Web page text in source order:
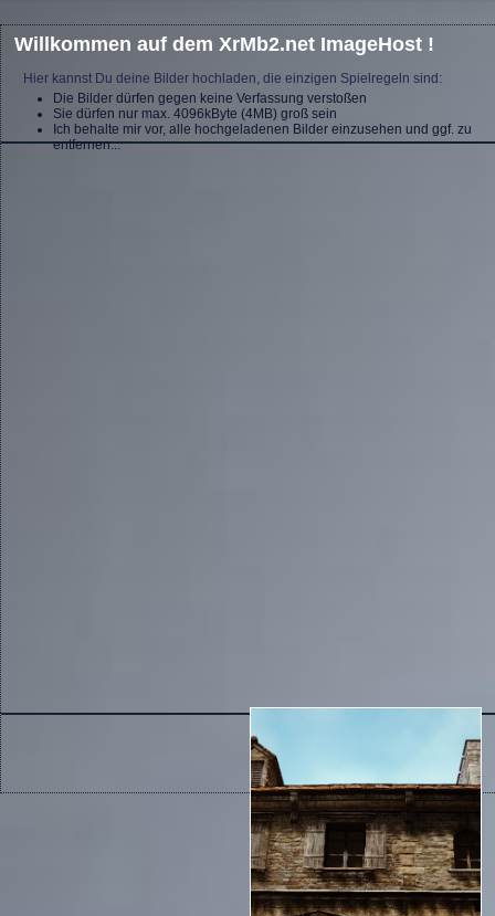
Willkommen auf dem XrMb2.net ImageHost !
Hier kannst Du deine Bilder hochladen, die einzigen Spielregeln sind:
Die Bilder dürfen gegen keine Verfassung verstoßen
Sie dürfen nur max. 4096kByte (4MB) groß sein
Ich behalte mir vor, alle hochgeladenen Bilder einzusehen und ggf. zu
entfernen...